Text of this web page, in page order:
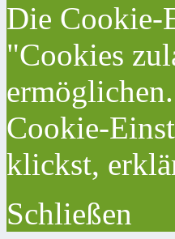
Die Cookie-
"Cookies
Cookie-
klickst,
Schließen